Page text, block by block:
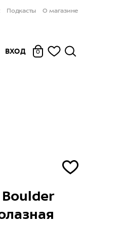
Подкасты О магазине
ВХОД 0